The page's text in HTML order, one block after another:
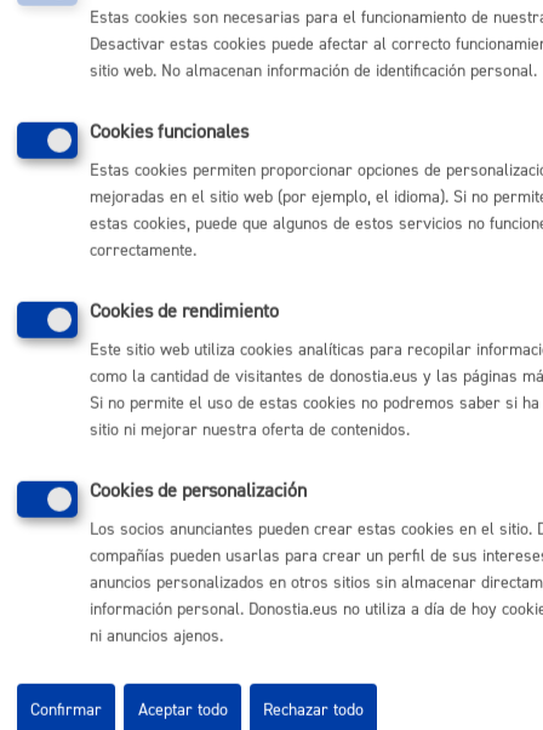
Enlaces útiles
Perfil del contratante
Sede electrónica
Mapas - GeoDonostia
Sala de prensa
Mapa web
Otras páginas web corporativas
Donostia Kirola
Donostia Kultura
Donostia Turismo
Fomento de San Sebastián
Síguenos en redes sociales
Ijentea 1, 20003 Donostia / San Sebastián
Estas cookies son necesarias para el funcionamiento de
Desactivar estas cookies puede afectar al correcto
sitio web. No almacenan información de identificación personal.
Cookies funcionales
Estas cookies permiten proporcionar opciones de
mejoradas en el sitio web (por ejemplo, el idioma). Si no
estas cookies, puede que algunos de estos servicios no
correctamente.
Cookies de rendimiento
Este sitio web utiliza cookies analíticas para recopilar
como la cantidad de visitantes de donostia.eus y las páginas
Si no permite el uso de estas cookies no podremos saber si
sitio ni mejorar nuestra oferta de contenidos.
Cookies de personalización
Los socios anunciantes pueden crear estas cookies en el sitio.
compañías pueden usarlas para crear un perfil de sus
anuncios personalizados en otros sitios sin almacenar
información personal. Donostia.eus no utiliza a día de hoy
ni anuncios ajenos.
Rechazar todo
Confirmar Aceptar todo